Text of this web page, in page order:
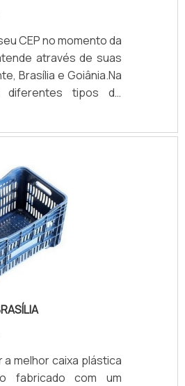
CEP no momento da
através de suas
Brasília e Goiânia.Na
diferentes tipos de
separadamente, em
essa prática, os
civilização está
com a
a preservação do
sentido, leis têm sido
as que obrigam a
melhor caixa plástica
fabricado com um